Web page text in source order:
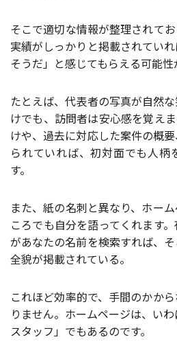
そこで適切な情報が整理されてお
実績がしっかりと掲載されてい
そうだ」と感じてもらえる可能性
たとえば、代表者の写真が自然
けでも、訪問者は安心感を覚え
けや、過去に対応した案件の概
られていれば、初対面でも人柄
す。
また、紙の名刺と異なり、ホー
ころでも自分を語ってくれます
があなたの名前を検索すれば、
全貌が掲載されている。
これほど効率的で、手間のかか
りません。ホームページは、い
スタッフ」でもあるのです。